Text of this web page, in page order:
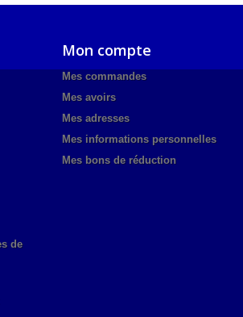
de
Mon compte
Mes commandes
Mes avoirs
Mes adresses
Mes informations personnelles
Mes bons de réduction